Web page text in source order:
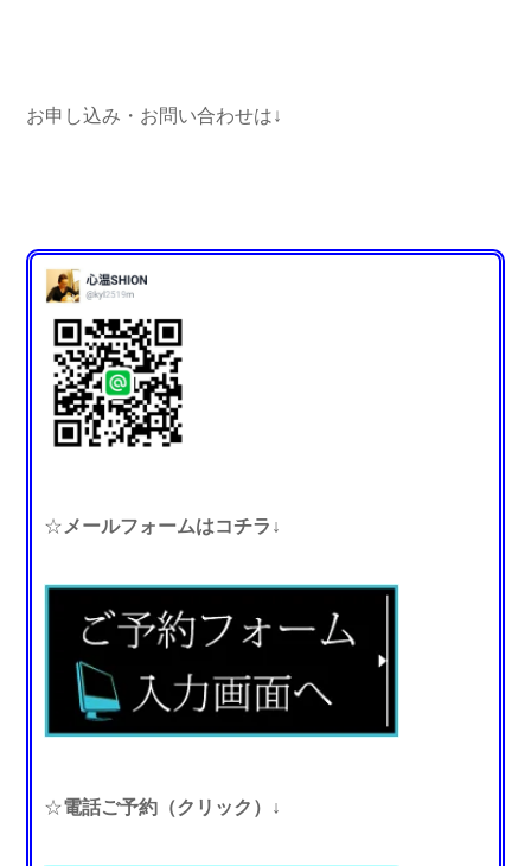
お申し込み・お問い合わせは↓
☆ メールフォームはコチラ↓
☆電話ご予約（クリック）↓